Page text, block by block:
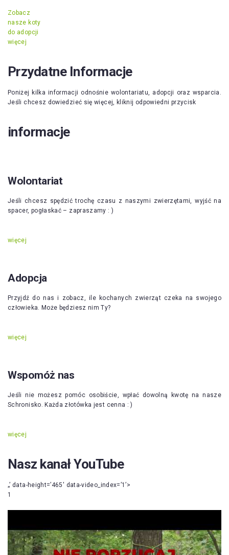
Zobacz
nasze koty
do adopcji
więcej
Przydatne Informacje
Poniżej kilka informacji odnośnie wolontariatu, adopcji oraz wsparcia.
Jeśli chcesz dowiedzieć się więcej, kliknij odpowiedni przycisk
informacje
Wolontariat
Jeśli chcesz spędzić trochę czasu z naszymi zwierzętami, wyjść na
spacer, pogłaskać – zapraszamy : )
więcej
Adopcja
Przyjdź do nas i zobacz, ile kochanych zwierząt czeka na swojego
człowieka. Może będziesz nim Ty?
więcej
Wspomóż nas
Jeśli nie możesz pomóc osobiście, wpłać dowolną kwotę na nasze
Schronisko. Każda złotówka jest cenna : )
więcej
Nasz kanał YouTube
„’ data-height=’465′ data-video_index=’1’>
1